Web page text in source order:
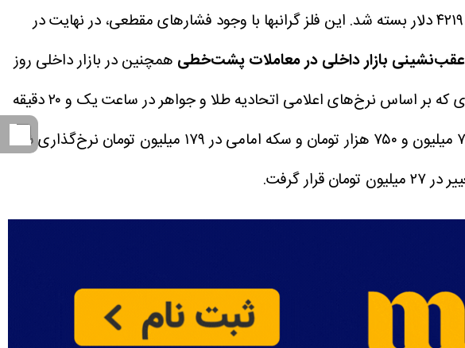
۴۰۸۲ دلار قرار داشت، در روز جمعه بین محدوده ۴۱۷۳ تا ۴۲۴۳ دلار در رفت‌وبرگشت بود و در نهایت در ۴۲۱۹ دلار بسته شد. این فلز گرانبها با وجود فشارهای مقطعی، در نهایت در
عقب‌نشینی بازار داخلی در معاملات پشت‌خطی همچنین در بازار داخلی روز
جمعه، هم‌زمان با مخابره اخبار مثبت و تغییر انتظارات، معاملات پشت‌خطی وارد فاز نزولی شد؛ به‌طوری که بر اساس نرخ‌های اعلامی اتحادیه طلا و جواهر در ساعت یک و ۲۰ دقیقه
بامداد روز شنبه، هر گرم طلای ۱۸ عیار با کاهش در نرخ ۱۷ میلیون و ۷۱۷ هزار تومان، طلای آبشده در ۷۶ میلیون و ۷۵۰ هزار تومان و سکه امامی در ۱۷۹ میلیون تومان نرخ‌گذاری شد.